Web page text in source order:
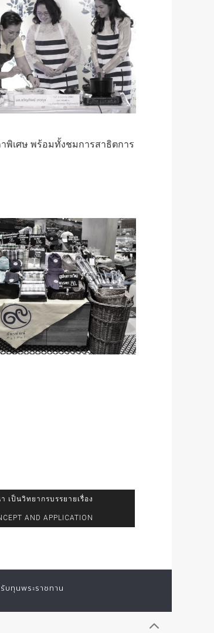
พิเศษ พร้อมทั้งชมการสาธิตการ
เป็นวิทยากรบรรยายเรื่อง
AND APPLICATION
ทุนพระราชทาน